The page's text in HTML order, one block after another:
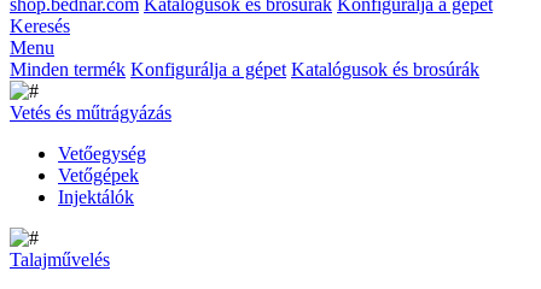
shop.bednar.com Katalógusok és brosúrák Konfigurálja a gépet
Keresés
Menu
Minden termék Konfigurálja a gépet Katalógusok és brosúrák
Vetés és műtrágyázás
Vetőegység
Vetőgépek
Injektálók
Talajművelés